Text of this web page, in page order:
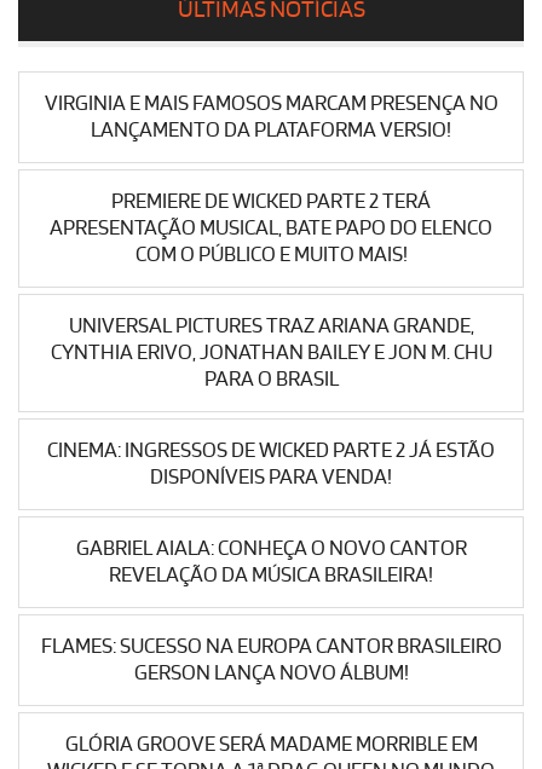
ÚLTIMAS NOTÍCIAS
VIRGINIA E MAIS FAMOSOS MARCAM PRESENÇA NO
LANÇAMENTO DA PLATAFORMA VERSIO!
PREMIERE DE WICKED PARTE 2 TERÁ
APRESENTAÇÃO MUSICAL, BATE PAPO DO ELENCO
COM O PÚBLICO E MUITO MAIS!
UNIVERSAL PICTURES TRAZ ARIANA GRANDE,
CYNTHIA ERIVO, JONATHAN BAILEY E JON M. CHU
PARA O BRASIL
CINEMA: INGRESSOS DE WICKED PARTE 2 JÁ ESTÃO
DISPONÍVEIS PARA VENDA!
GABRIEL AIALA: CONHEÇA O NOVO CANTOR
REVELAÇÃO DA MÚSICA BRASILEIRA!
FLAMES: SUCESSO NA EUROPA CANTOR BRASILEIRO
GERSON LANÇA NOVO ÁLBUM!
GLÓRIA GROOVE SERÁ MADAME MORRIBLE EM